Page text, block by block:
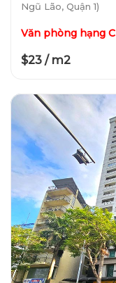
Ngũ Lão, Quận 1)
Văn phòng hạng C
$23 / m2